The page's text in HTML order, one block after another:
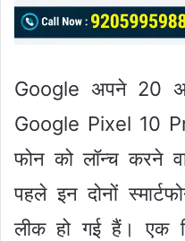
Google अपने 20
Google Pixel 10
फोन को लॉन्च करने
पहले इन दोनों
लीक हो गई हैं। एक